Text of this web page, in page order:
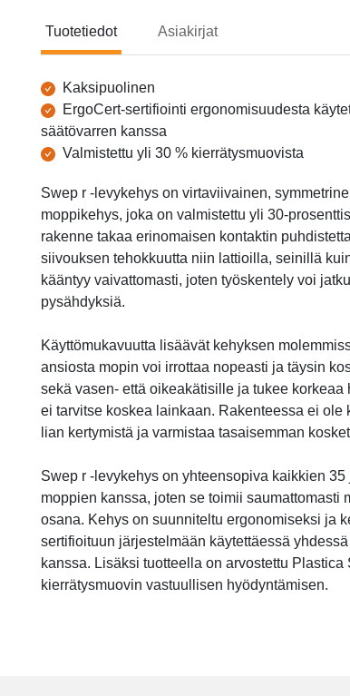
Tuotetiedot Asiakirjat
Tuotetiedot
Kaksipuolinen
ErgoCert-sertifiointi ergonomisuudesta
säätövarren kanssa
Valmistettu yli 30 % kierrätysmuovista
Swep r -levykehys on virtaviivainen,
moppikehys, joka on valmistettu yli 30-
rakenne takaa erinomaisen kontaktin
siivouksen tehokkuutta niin lattioilla, seinillä
kääntyy vaivattomasti, joten työskentely voi
pysähdyksiä.
Käyttömukavuutta lisäävät kehyksen
ansiosta mopin voi irrottaa nopeasti ja täysin
sekä vasen- että oikeakätisille ja tukee
ei tarvitse koskea lainkaan. Rakenteessa ei
lian kertymistä ja varmistaa tasaisemman
Swep r -levykehys on yhteensopiva kaikkien
moppien kanssa, joten se toimii saumattomasti
osana. Kehys on suunniteltu ergonomiseksi ja
sertifioituun järjestelmään käytettäessä
kanssa. Lisäksi tuotteella on arvostettu
kierrätysmuovin vastuullisen hyödyntämisen.